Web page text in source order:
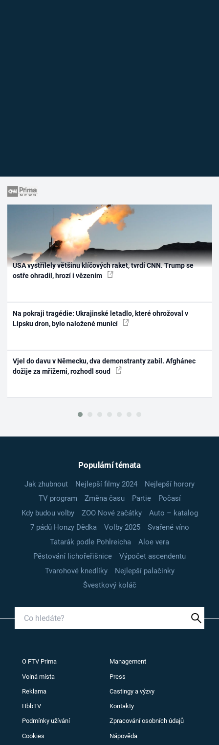
USA vystřílely většinu klíčových raket, tvrdí CNN. Trump se
ostře ohradil, hrozí i vězením
Na pokraji tragédie: Ukrajinské letadlo, které ohrožoval v
Lipsku dron, bylo naložené municí
Vjel do davu v Německu, dva demonstranty zabil. Afghánec
dožije za mřížemi, rozhodl soud
Populární témata
Jak zhubnout Nejlepší filmy 2024
Nejlepší horory
TV program
Změna času Partie
Počasí
Kdy budou volby
ZOO Nové začátky
Auto – katalog
7 pádů Honzy Dědka
Volby 2025
Svařené víno
Tatarák podle Pohlreicha
Aloe vera
Pěstování lichořeřišnice
Výpočet ascendentu
Tvarohové knedlíky
Nejlepší palačinky
Švestkový koláč
O FTV Prima Management
Volná místa Press
Reklama Castingy a výzvy
HbbTV Kontakty
Podmínky užívání Zpracování osobních údajů
Cookies Nápověda